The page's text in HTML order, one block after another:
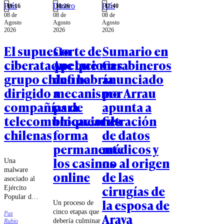
País
19:16
08 de
Agosto
2026
El supuesto
ciberataque que un
grupo chino habría
dirigido a
compañías de
telecomunicaciones
chilenas
Una
malware
asociado al
Ejército
Popular de
chino habría
Paz
Rubio
Dinero
18:26
08 de
Agosto
2026
Corte de
Apelaciones
define
mecanismo
para
bloquear de
forma
permanente
los casinos
online
Un proceso de
cinco etapas que
debería culminar
País
17:40
08 de
Agosto
2026
Sumario en
Carabineros
anunciado
por Arrau
apunta a
filtración
de datos
médicos y
no al origen
de las
cirugías de
la esposa de
Araya